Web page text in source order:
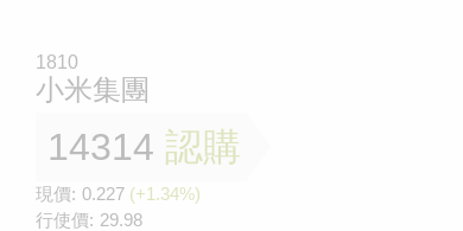
1810
小米集團
14314 認購
現價: 0.227 (+1.34%)
行使價: 29.98